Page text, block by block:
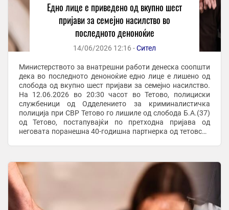
Едно лице е приведено од вкупно шест
пријави за семејно насилство во
последното деноноќие
14/06/2026 12:16 -Сител
Министерството за внатрешни работи денеска соопшти
дека во последното деноноќие едно лице е лишено од
слобода од вкупно шест пријави за семејно насилство.
На 12.06.2026 во 20:30 часот во Тетово, полициски
службеници од Одделението за криминалистичка
полиција при СВР Тетово го лишиле од слобода Б.А.(37)
од Тетово, постапувајќи по претходна пријава од
неговата поранешна 40-годишна партнерка од тетовско